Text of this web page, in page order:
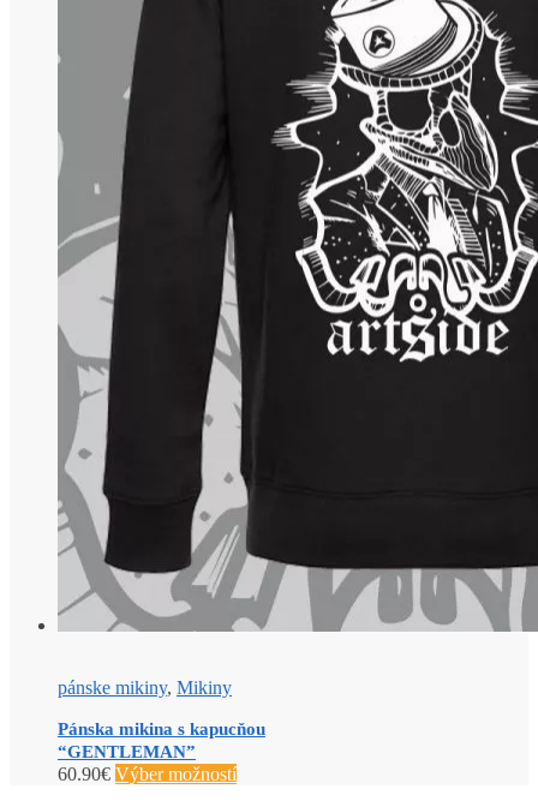
pánske mikiny, Mikiny
Pánska mikina s kapucňou
“GENTLEMAN”
60.90€ Výber možností